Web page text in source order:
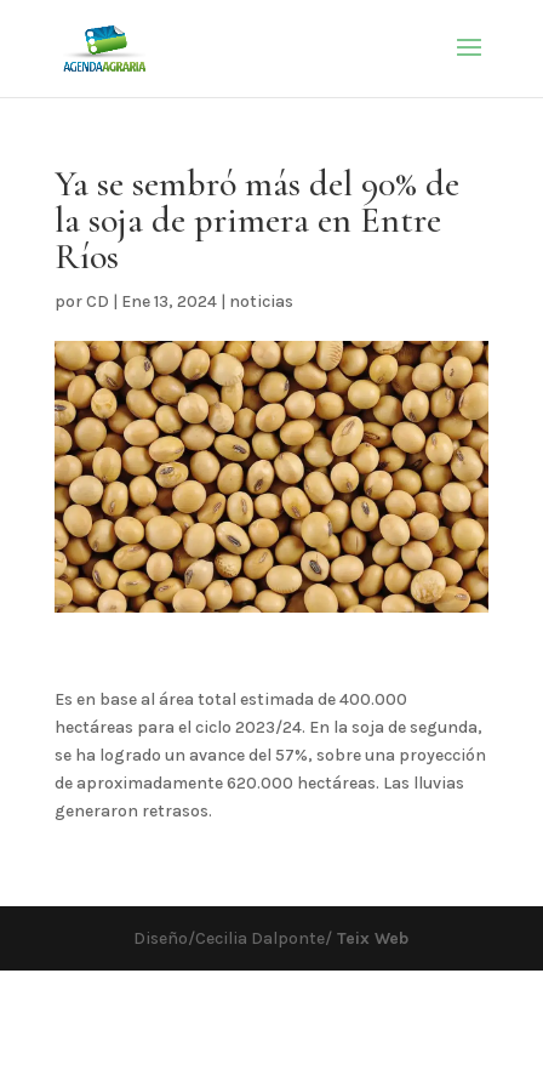
Ya se sembró más del 90% de
la soja de primera en Entre
Ríos
porCD | Ene 13, 2024| noticias
Es en base al área total estimada de 400.000
hectáreas para el ciclo 2023/24. En la soja de segunda,
se ha logrado un avance del 57%, sobre una proyección
de aproximadamente 620.000 hectáreas. Las lluvias
generaron retrasos.
Diseño/Cecilia Dalponte/ Teix Web